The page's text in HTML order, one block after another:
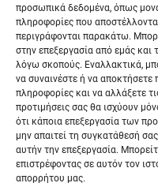
προσωπικά δεδομένα, όπως
πληροφορίες που
περιγράφονται παρακάτω.
στην επεξεργασία από εμάς και
λόγω σκοπούς. Εναλλακτικά,
να συναινέστε ή να αποκτήσετε
πληροφορίες και να αλλάξετε
προτιμήσεις σας θα ισχύουν
ότι κάποια επεξεργασία των
μην απαιτεί τη συγκατάθεσή
αυτήν την επεξεργασία.
επιστρέφοντας σε αυτόν τον
απορρήτου μας.